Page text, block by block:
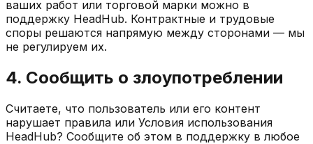
ваших работ или торговой марки можно в
поддержку HeadHub. Контрактные и трудовые
споры решаются напрямую между сторонами — мы
не регулируем их.
4. Сообщить о злоупотреблении
Считаете, что пользователь или его контент
нарушает правила или Условия использования
HeadHub? Сообщите об этом в поддержку в любое